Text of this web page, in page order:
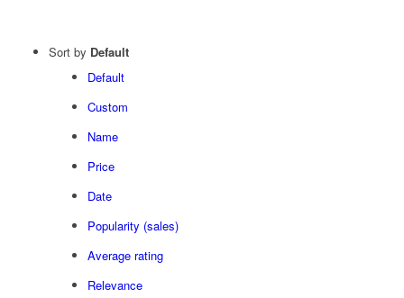
Sort by Default
Default
Custom
Name
Price
Date
Popularity (sales)
Average rating
Relevance